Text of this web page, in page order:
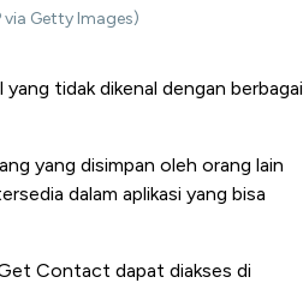
via Getty Images)
tidak dikenal dengan berbagai
yang disimpan oleh orang lain
dalam aplikasi yang bisa
Contact dapat diakses di